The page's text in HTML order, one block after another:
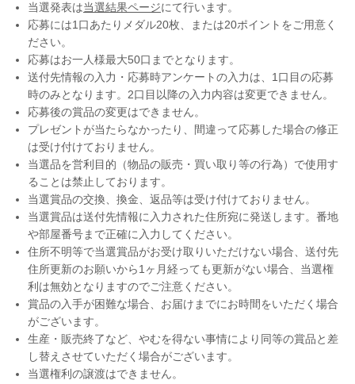
当選発表は当選結果ページにて行います。
応募には1口あたりメダル20枚、または20ポイントをご用意く
ださい。
応募はお一人様最大50口までとなります。
送付先情報の入力・応募時アンケートの入力は、1口目の応募
時のみとなります。2口目以降の入力内容は変更できません。
応募後の賞品の変更はできません。
プレゼントが当たらなかったり、間違って応募した場合の修正
は受け付けておりません。
当選品を営利目的（物品の販売・買い取り等の行為）で使用す
ることは禁止しております。
当選賞品の交換、換金、返品等は受け付けておりません。
当選賞品は送付先情報に入力された住所宛に発送します。番地
や部屋番号まで正確に入力してください。
住所不明等で当選賞品がお受け取りいただけない場合、送付先
住所更新のお願いから1ヶ月経っても更新がない場合、当選権
利は無効となりますのでご注意ください。
賞品の入手が困難な場合、お届けまでにお時間をいただく場合
がございます。
生産・販売終了など、やむを得ない事情により同等の賞品と差
し替えさせていただく場合がございます。
当選権利の譲渡はできません。